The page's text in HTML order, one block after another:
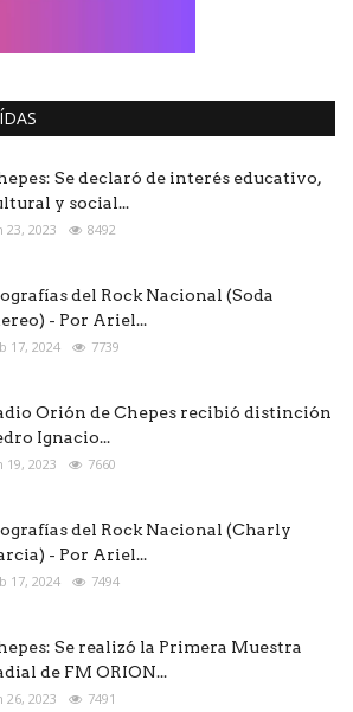
Se declaró de interés educativo,
y social...
23, 2023 8492
del Rock Nacional (Soda
- Por Ariel...
17, 2024 7739
Orión de Chepes recibió distinción
Ignacio...
19, 2023 7660
del Rock Nacional (Charly
- Por Ariel...
17, 2024 7494
Se realizó la Primera Muestra
de FM ORION...
26, 2023 7491